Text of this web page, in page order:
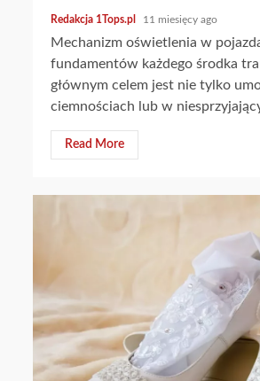
Redakcja 1Tops.pl 11 miesięcy ago
Mechanizm oświetlenia w
fundamentów każdego środka
głównym celem jest nie tylko
ciemnościach lub w
Read More